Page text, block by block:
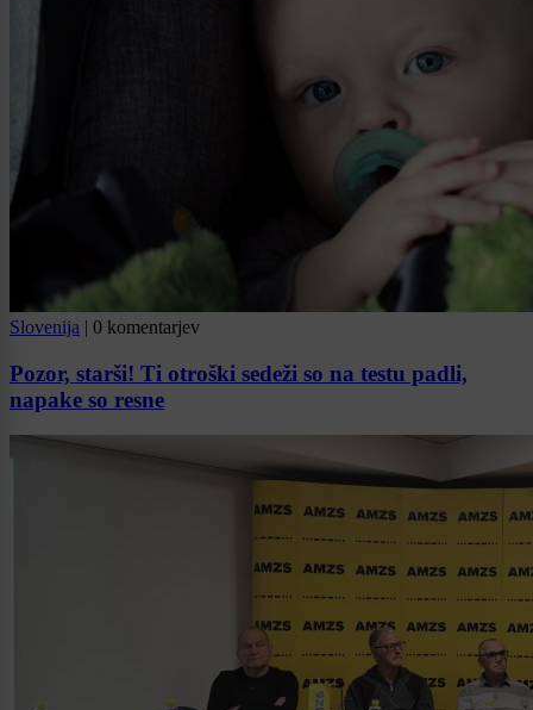
Slovenija | 0 komentarjev
Pozor, starši! Ti otroški sedeži so na testu padli,
napake so resne